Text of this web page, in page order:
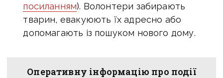
посиланням). Волонтери забирають
тварин, евакуюють їх адресно або
допомагають із пошуком нового дому.
Оперативну інформацію про події